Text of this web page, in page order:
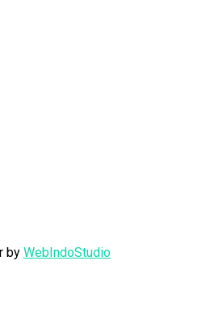
by WebIndoStudio